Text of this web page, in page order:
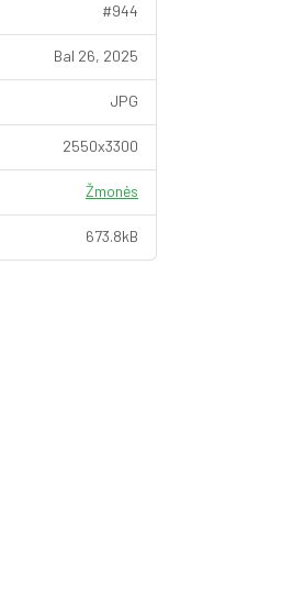
#944
Bal 26, 2025
JPG
2550x3300
Žmonės
673.8kB